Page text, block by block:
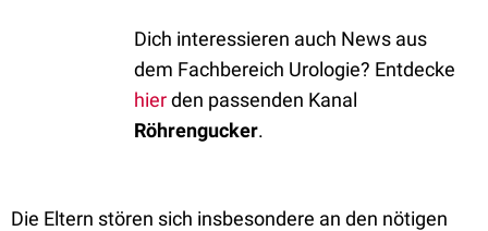
Dich interessieren auch News aus
dem Fachbereich Urologie? Entdecke
hierden passenden Kanal
Röhrengucker.
Die Eltern stören sich insbesondere an den nötigen